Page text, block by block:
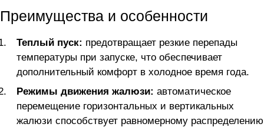
Преимущества и особенности
Теплый пуск: предотвращает резкие перепады
температуры при запуске, что обеспечивает
дополнительный комфорт в холодное время года.
Режимы движения жалюзи: автоматическое
перемещение горизонтальных и вертикальных
жалюзи способствует равномерному распределению